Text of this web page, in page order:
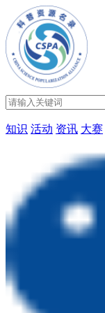
知识 活动 资讯 大赛